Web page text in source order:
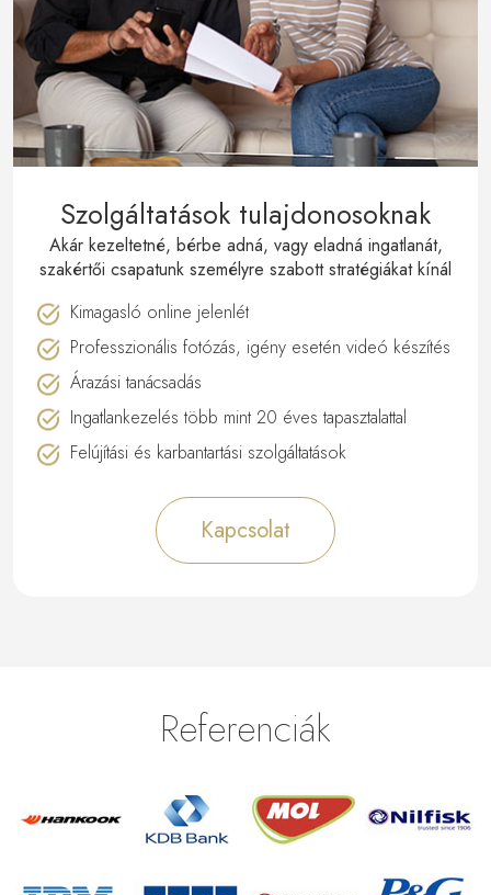
Szolgáltatások tulajdonosoknak
Akár kezeltetné, bérbe adná, vagy eladná ingatlanát,
szakértői csapatunk személyre szabott stratégiákat kínál
Kimagasló online jelenlét
Professzionális fotózás, igény esetén videó készítés
Árazási tanácsadás
Ingatlankezelés több mint 20 éves tapasztalattal
Felújítási és karbantartási szolgáltatások
Kapcsolat
Referenciák